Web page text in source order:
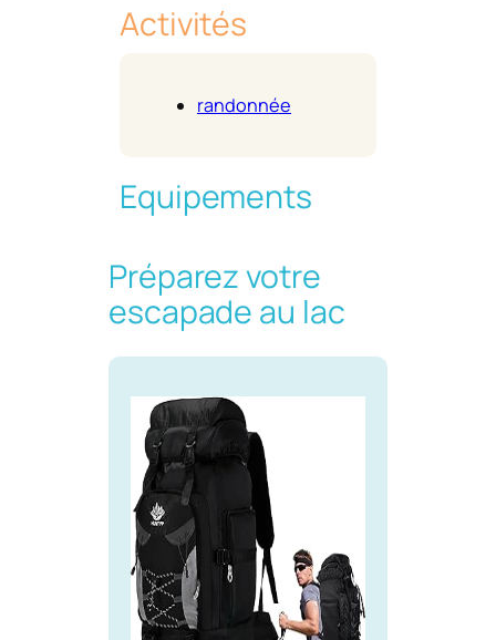
Activités
randonnée
Equipements
Préparez votre
escapade au lac